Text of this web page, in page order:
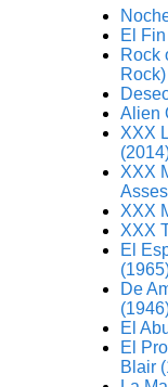
El
Rock
Alien
XXX
XXX
XXX
XXX
El
De
El
El
Blair